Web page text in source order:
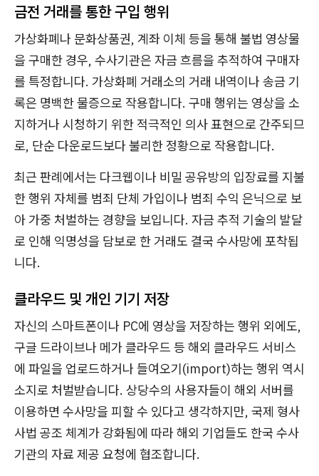
금전 거래를 통한 구입 행위
가상화폐나 문화상품권, 계좌 이체 등을 통해 불법 영상물
을 구매한 경우, 수사기관은 자금 흐름을 추적하여 구매자
를 특정합니다. 가상화폐 거래소의 거래 내역이나 송금 기
록은 명백한 물증으로 작용합니다. 구매 행위는 영상을 소
지하거나 시청하기 위한 적극적인 의사 표현으로 간주되므
로, 단순 다운로드보다 불리한 정황으로 작용합니다.
최근 판례에서는 다크웹이나 비밀 공유방의 입장료를 지불
한 행위 자체를 범죄 단체 가입이나 범죄 수익 은닉으로 보
아 가중 처벌하는 경향을 보입니다. 자금 추적 기술의 발달
로 인해 익명성을 담보로 한 거래도 결국 수사망에 포착됩
니다.
클라우드 및 개인 기기 저장
자신의 스마트폰이나 PC에 영상을 저장하는 행위 외에도,
구글 드라이브나 메가 클라우드 등 해외 클라우드 서비스
에 파일을 업로드하거나 들여오기(import)하는 행위 역시
소지로 처벌받습니다. 상당수의 사용자들이 해외 서버를
이용하면 수사망을 피할 수 있다고 생각하지만, 국제 형사
사법 공조 체계가 강화됨에 따라 해외 기업들도 한국 수사
기관의 자료 제공 요청에 협조합니다.